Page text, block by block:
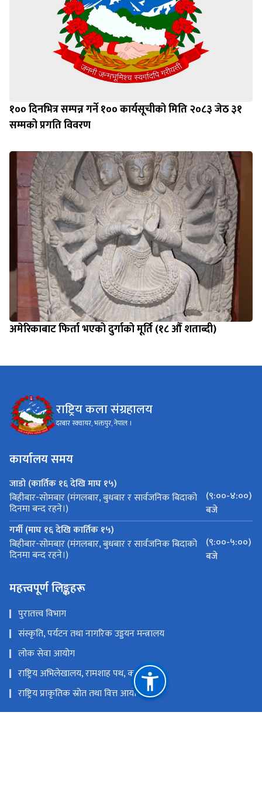
१०० दिनभित्र सम्पन्न गर्ने १०० कार्यसूचीको मिति २०८३ जेठ ३१
सम्मको प्रगति विवरण
अमेरिकाबाट फिर्ता भएको दुर्गाको मूर्ति (१८ औँ शताब्दी)
राष्ट्रिय कला संग्रहालय
दरबार स्क्वायर, भक्तपुर, नेपाल ।
कार्यालय समय
जाडो (कार्तिक १६ देखि माघ १५)
बिहीबार-सोमबार (मंगलबार, बुधबार र सार्वजनिक बिदाको
दिनमा बन्द रहने।)
(९:००-४:००)
बजे
गर्मी (माघ १६ देखि कार्तिक १५)
बिहीबार-सोमबार (मंगलबार, बुधबार र सार्वजनिक बिदाको
दिनमा बन्द रहने।)
(९:००-५:००)
बजे
महत्त्वपूर्ण लिङ्कहरू
पुरातत्त्व विभाग
संस्कृति, पर्यटन तथा नागरिक उड्डयन मन्त्रालय
लोक सेवा आयोग
राष्ट्रिय अभिलेखालय, रामशाह पथ, काठमाडौं
राष्ट्रिय प्राकृतिक स्रोत तथा वित्त आयोग